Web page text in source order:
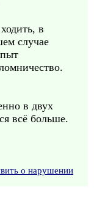
в
случае
в двух
всё больше.
о нарушении